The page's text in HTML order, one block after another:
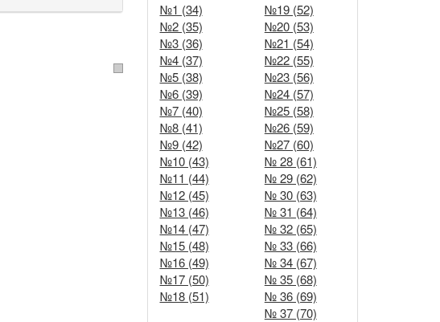
№1 (34)
№2 (35)
№3 (36)
№4 (37)
№5 (38)
№6 (39)
№7 (40)
№8 (41)
№9 (42)
№10 (43)
№11 (44)
№12 (45)
№13 (46)
№14 (47)
№15 (48)
№16 (49)
№17 (50)
№18 (51)
№19 (52)
№20 (53)
№21 (54)
№22 (55)
№23 (56)
№24 (57)
№25 (58)
№26 (59)
№27 (60)
№ 28 (61)
№ 29 (62)
№ 30 (63)
№ 31 (64)
№ 32 (65)
№ 33 (66)
№ 34 (67)
№ 35 (68)
№ 36 (69)
№ 37 (70)